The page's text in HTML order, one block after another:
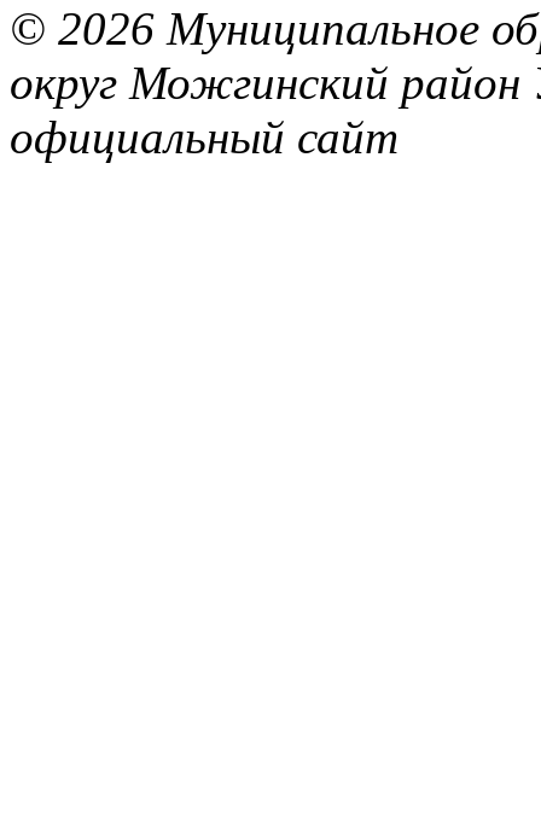
© 2026 Муниципальное
округ Можгинский район
официальный сайт